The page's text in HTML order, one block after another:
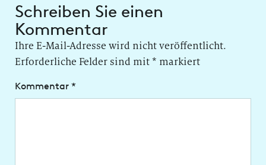
Schreiben Sie einen
Kommentar
Ihre E-Mail-Adresse wird nicht veröffentlicht.
Erforderliche Felder sind mit* markiert
Kommentar *